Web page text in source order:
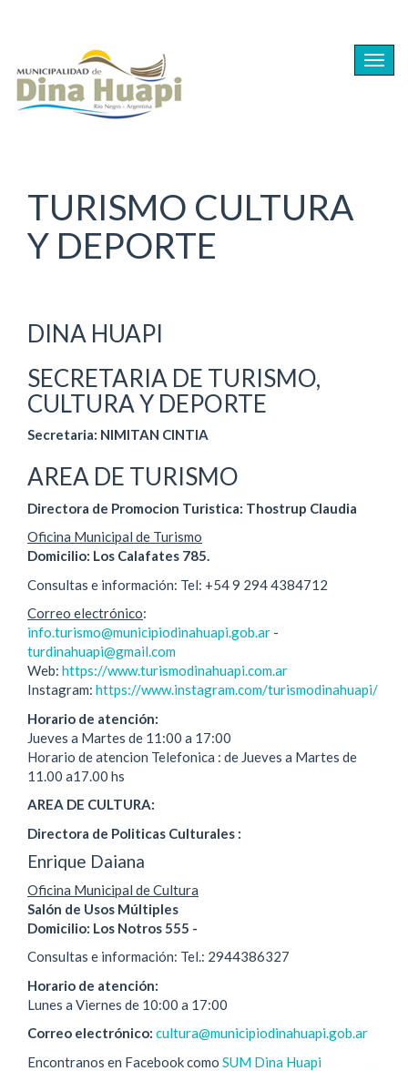
contenido
principal
TURISMO CULTURA
Y DEPORTE
DINA HUAPI
SECRETARIA DE TURISMO,
CULTURA Y DEPORTE
Secretaria: NIMITAN CINTIA
AREA DE TURISMO
Directora de Promocion Turistica: Thostrup Claudia
Oficina Municipal de Turismo
Domicilio: Los Calafates 785.
Consultas e información: Tel: +54 9 294 4384712
Correo electrónico:
info.turismo@municipiodinahuapi.gob.ar -
turdinahuapi@gmail.com
Web: https://www.turismodinahuapi.com.ar
Instagram: https://www.instagram.com/turismodinahuapi/
Horario de atención:
Jueves a Martes de 11:00 a 17:00
Horario de atencion Telefonica : de Jueves a Martes de
11.00 a17.00 hs
AREA DE CULTURA:
Directora de Politicas Culturales :
Enrique Daiana
Oficina Municipal de Cultura
Salón de Usos Múltiples
Domicilio: Los Notros 555 -
Consultas e información: Tel.: 2944386327
Horario de atención:
Lunes a Viernes de 10:00 a 17:00
Correo electrónico: cultura@municipiodinahuapi.gob.ar
Encontranos en Facebook como SUM Dina Huapi